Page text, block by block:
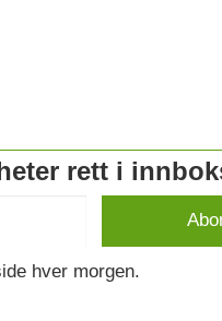
rett i
hver morgen.